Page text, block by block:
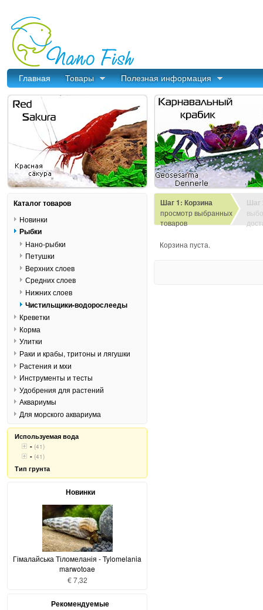
Главная Товары Полезная информация
Шаг 1: Корзина
просмотр выбранных
товаров
Шаг
Корзина пуста.
Каталог товаров
Новинки
Рыбки
Нано-рыбки
Петушки
Верхних слоев
Средних слоев
Нижних слоев
Чистильщики-водорослееды
Креветки
Корма
Улитки
Раки и крабы, тритоны и лягушки
Растения и мхи
Инструменты и тесты
Удобрения для растений
Аквариумы
Для морского аквариума
Используемая вода
- (41)
- (41)
Тип грунта
Новинки
Гімалайська Тіломеланія - Tylomelania
marwotoae
€ 7,32
Рекомендуемые